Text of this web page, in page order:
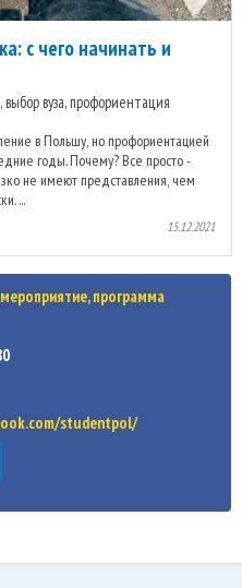
с чего начинать и
вуза, профориентация
в Польшу, но профориентацией
годы. Почему? Все просто -
не имеют представления, чем
...
15.12.2021
программа
studentpol/